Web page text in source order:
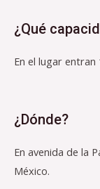
¿Qué
En el lugar
¿Dónde?
En avenida de la
México.